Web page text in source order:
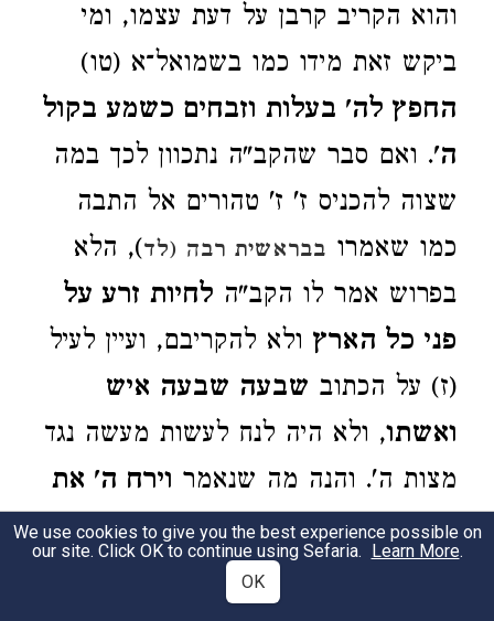
והוא הקריב קרבן על דעת עצמו, ומי
ביקש זאת מידו כמו בשמואל־א (טו)
החפץ לה' בעלות וזבחים כשמע בקול
ה'. ואם סבר שהקב"ה נתכוון לכך במה
שצוה להכניס ז' ז' טהורים אל התבה
כמו שאמרו בבראשית רבה (לד), הלא
בפרוש אמר לו הקב"ה לחיות זרע על
פני כל הארץ ולא להקריבם, ועיין לעיל
(ז) על הכתוב שבעה שבעה איש
ואשתו, ולא היה לנח לעשות מעשה נגד
מצות ה'. והנה מה שנאמר וירח ה' את
ריח הניחחאינו קשה וכי הקב"ה מריח,
כי במה שניתן לראות התורה תכתוב
We use cookies to give you the best experience possible on
our site. Click OK to continue using Sefaria. Learn More.
OK